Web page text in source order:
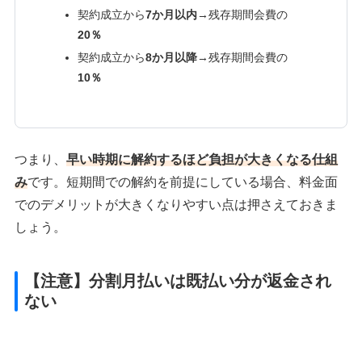
契約成立から7か月以内→残存期間会費の
20％
契約成立から8か月以降→残存期間会費の
10％
つまり、早い時期に解約するほど負担が大きくなる仕組
みです。短期間での解約を前提にしている場合、料金面
でのデメリットが大きくなりやすい点は押さえておきま
しょう。
【注意】分割月払いは既払い分が返金され
ない